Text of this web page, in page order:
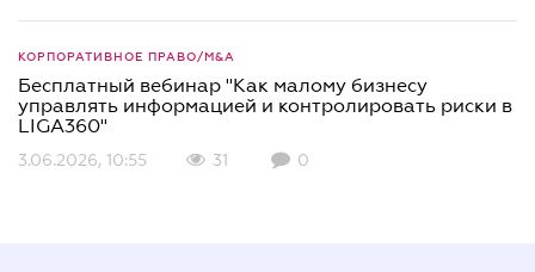
КОРПОРАТИВНОЕ ПРАВО/M&A
Бесплатный вебинар "Как малому бизнесу
управлять информацией и контролировать риски в
LIGA360"
3.06.2026, 10:55 31 0